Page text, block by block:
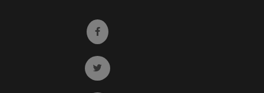
Ir a facebook (abre en ventana nueva)
Ir a twitter (abre en ventana nueva)